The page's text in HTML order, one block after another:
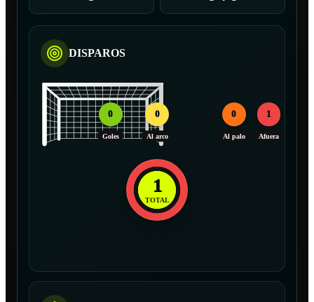
DISPAROS
0
Goles
0
Al arco
0
Al palo
1
Afuera
1
TOTAL